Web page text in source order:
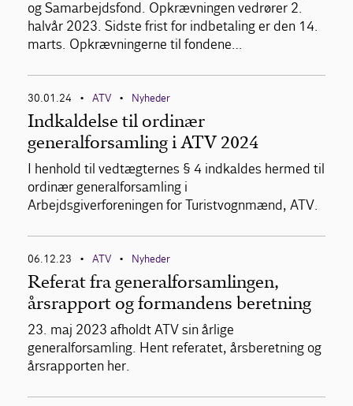
og Samarbejdsfond. Opkrævningen vedrører 2.
halvår 2023. Sidste frist for indbetaling er den 14.
marts. Opkrævningerne til fondene…
30.01.24 • ATV • Nyheder
Indkaldelse til ordinær
generalforsamling i ATV 2024
I henhold til vedtægternes § 4 indkaldes hermed til
ordinær generalforsamling i
Arbejdsgiverforeningen for Turistvognmænd, ATV.
06.12.23 • ATV • Nyheder
Referat fra generalforsamlingen,
årsrapport og formandens beretning
23. maj 2023 afholdt ATV sin årlige
generalforsamling. Hent referatet, årsberetning og
årsrapporten her.